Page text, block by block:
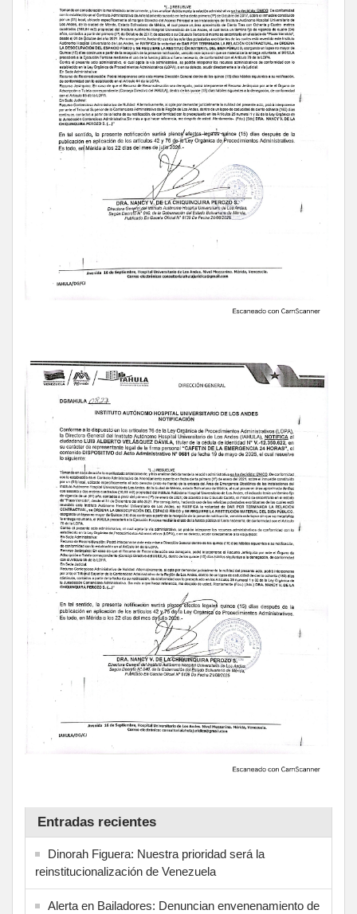
Entradas recientes
Dinorah Figuera: Nuestra prioridad será la
reinstitucionalización de Venezuela
Alerta en Bailadores: Denuncian envenenamiento de